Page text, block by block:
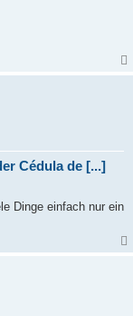
Cédula de [...]
Dinge einfach nur ein